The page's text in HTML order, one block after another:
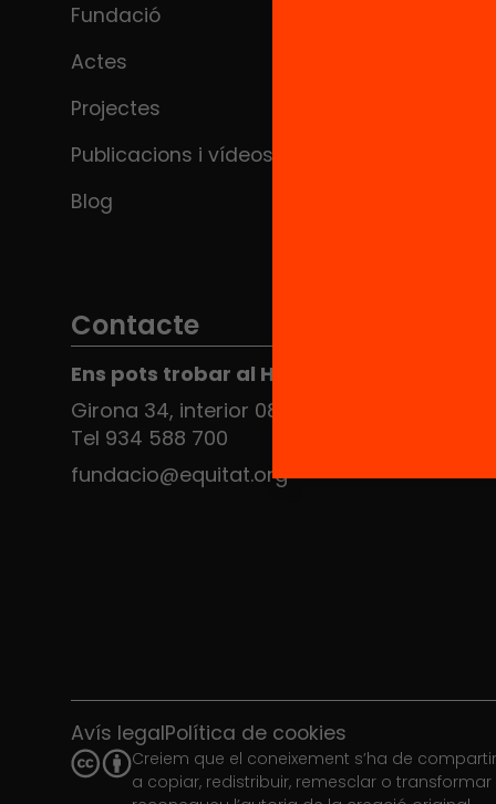
Fundació
Actes
Projectes
Publicacions i vídeos
Blog
Contacte
Ens pots trobar al Hub Social
Girona 34, interior 08010 Barcelona
Tel 934 588 700
fundacio@equitat.org
Avís legalPolítica de cookies
Creiem que el coneixement s’ha de
a copiar, redistribuir, remesclar o